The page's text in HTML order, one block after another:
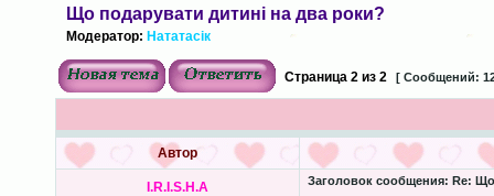
Що подарувати дитині на два роки?
Модератор: Нататасік
Страница 2из 2 [ Сообщений:
Автор
I.R.I.S.H.A Заголовок сообщения: Re: Що